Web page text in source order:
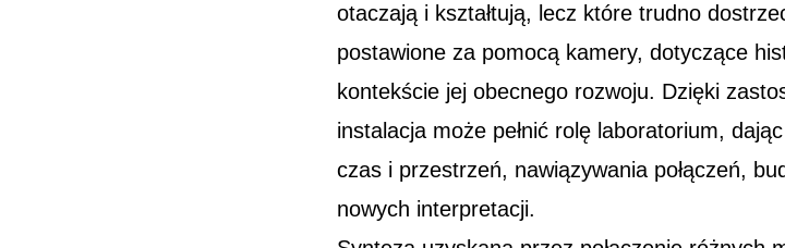
otaczają i kształtują, lecz które trudno
postawione za pomocą kamery, dotyczące
kontekście jej obecnego rozwoju. Dzięki
instalacja może pełnić rolę laboratorium,
czas i przestrzeń, nawiązywania połączeń,
nowych interpretacji.